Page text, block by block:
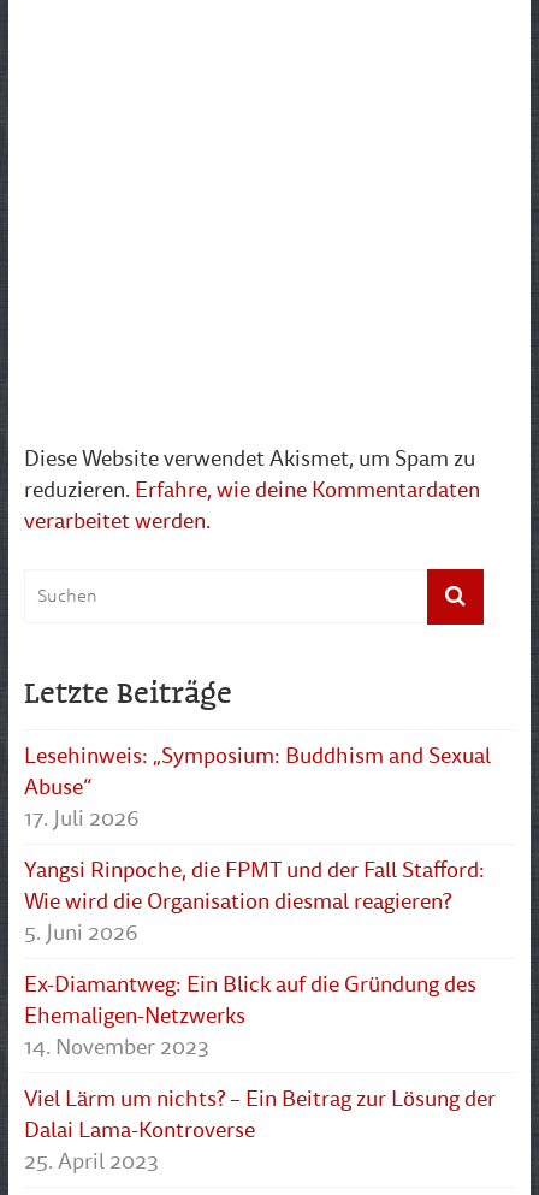
Diese Website verwendet Akismet, um Spam zu
reduzieren. Erfahre, wie deine Kommentardaten
verarbeitet werden.
Letzte Beiträge
Lesehinweis: „Symposium: Buddhism and Sexual
Abuse“
17. Juli 2026
Yangsi Rinpoche, die FPMT und der Fall Stafford:
Wie wird die Organisation diesmal reagieren?
5. Juni 2026
Ex-Diamantweg: Ein Blick auf die Gründung des
Ehemaligen-Netzwerks
14. November 2023
Viel Lärm um nichts? – Ein Beitrag zur Lösung der
Dalai Lama-Kontroverse
25. April 2023